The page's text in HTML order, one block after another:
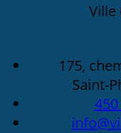
Ville
175,
Saint-